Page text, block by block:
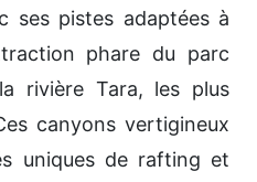
ses pistes adaptées à
phare du parc
rivière Tara, les plus
canyons vertigineux
uniques de rafting et